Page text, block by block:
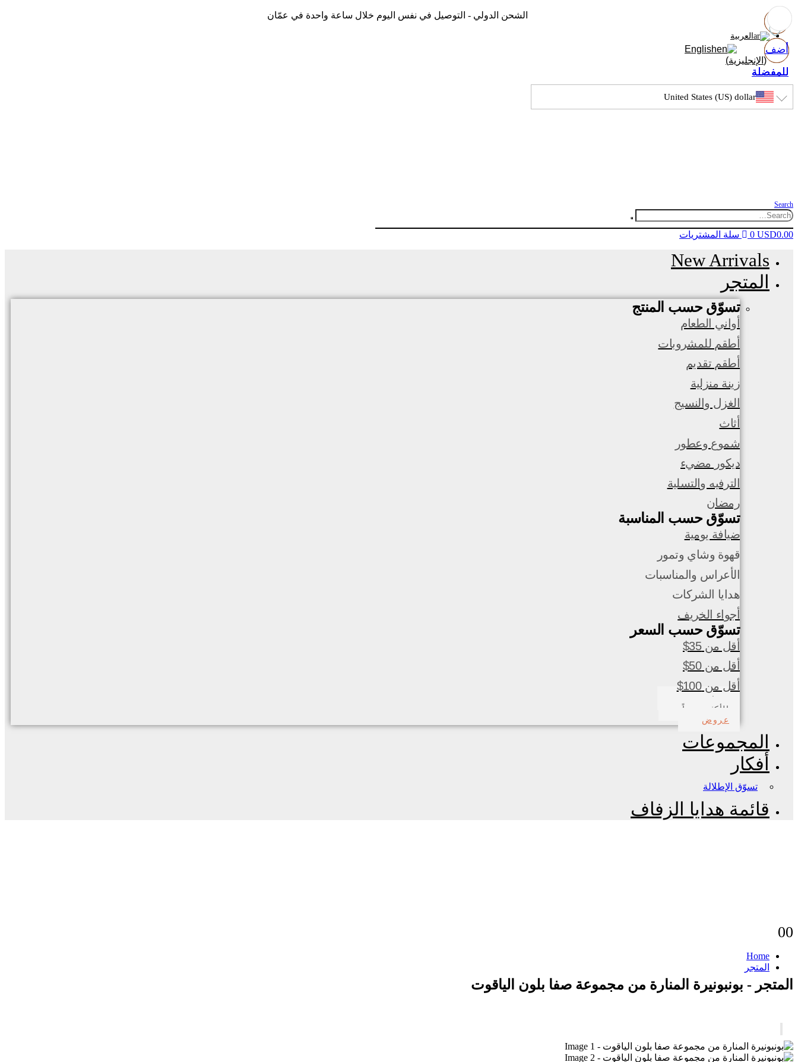
الشحن الدولي - التوصيل في نفس اليوم خلال ساعة واحدة في عمّان
العربية
English
( الإنجليزية)
United States (US) dollar
Search
USD0.00
0 سلة المشتريات
New Arrivals
المتجر
تسوّق حسب المنتج
أواني الطعام
أطقم للمشروبات
أطقم تقديم
زينة منزلية
الغزل والنسيج
أثاث
شموع وعطور
ديكور مضيء
الترفيه والتسلية
رمضان
تسوّق حسب المناسبة
ضيافة يومية
قهوة وشاي وتمور
الأعراس والمناسبات
هدايا الشركات
أجواء الخريف
تسوّق حسب السعر
أقل من 35$
أقل من 50$
أقل من 100$
صدف بحري
الأكثر مبيعاً
عروض
المجموعات
أفكار
تسوّق الإطلالة
قائمة هدايا الزفاف
00
Home
المتجر
المتجر - بونبونيرة المنارة من مجموعة صفا بلون الياقوت
أضف
للمفضلة
أضف
للمفضلة
أضف
للمفضلة
أضف
للمفضلة